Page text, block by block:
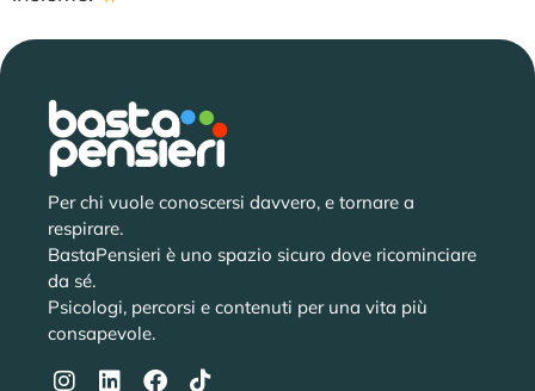
Per chi vuole conoscersi davvero, e tornare a
respirare.
BastaPensieri è uno spazio sicuro dove ricominciare
da sé.
Psicologi, percorsi e contenuti per una vita più
consapevole.